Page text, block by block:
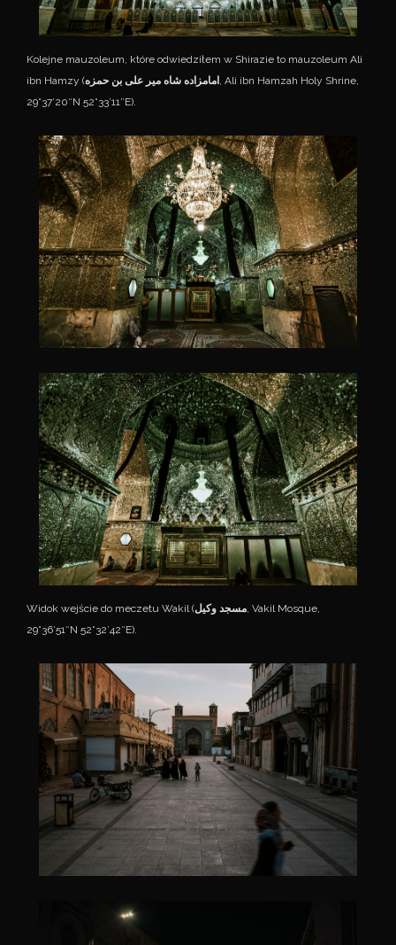
Kolejne mauzoleum, które odwiedziłem w Shirazie to mauzoleum Ali
ibn Hamzy (امامزاده شاه میر علی بن حمزه , Ali ibn Hamzah Holy Shrine,
29°37’20″N 52°33’11″E).
Widok wejście do meczetu Wakil (مسجد وکیل, Vakil Mosque,
29°36’51″N 52°32’42″E).